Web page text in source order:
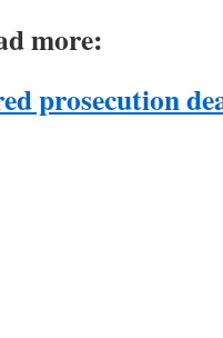
more:
prosecution